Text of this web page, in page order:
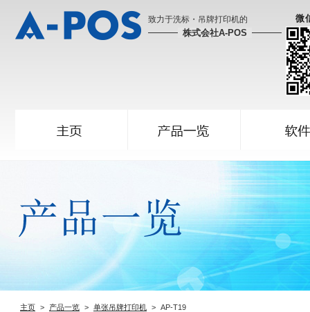
致力于洗标・吊牌打印机的
株式会社A-POS
微
主页 产品一览 单张吊牌打印机 AP-T19